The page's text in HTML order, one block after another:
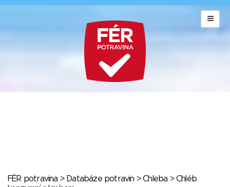
FÉR potravina > Databáze potravin >Chleba > Chléb